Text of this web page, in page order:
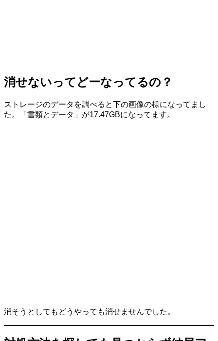
消せないってどーなってるの？
ストレージのデータを調べると下の画像の様になってまし
た。「書類とデータ」が17.47GBになってます。
消そうとしてもどうやっても消せませんでした。